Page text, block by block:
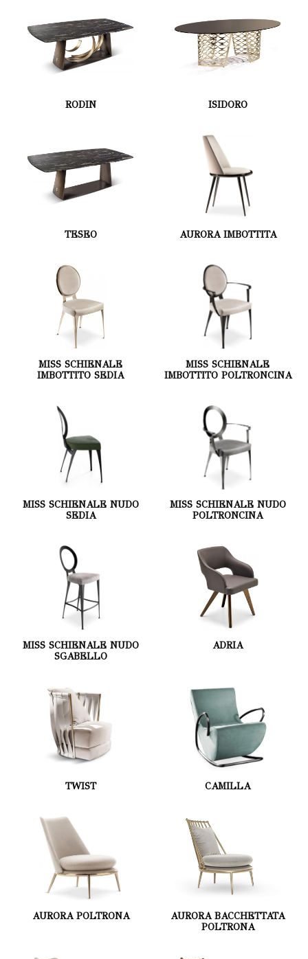
RODIN ISIDORO
TESEO AURORA IMBOTTITA
MISS SCHIENALE
IMBOTTITO SEDIA
MISS SCHIENALE
IMBOTTITO POLTRONCINA
MISS SCHIENALE NUDO
SEDIA
MISS SCHIENALE NUDO
POLTRONCINA
MISS SCHIENALE NUDO
SGABELLO
ADRIA
TWIST CAMILLA
AURORA POLTRONA
AURORA BACCHETTATA
POLTRONA